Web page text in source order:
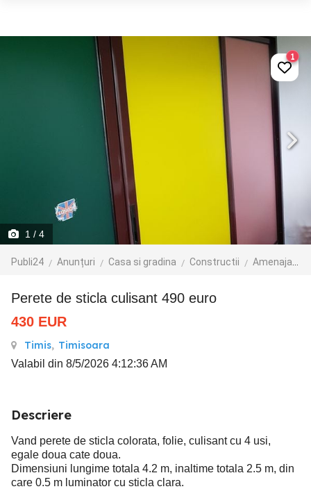
1 / 4
Publi24 Anunțuri Casa si gradina Constructii Amenajari interioare si exterioare
1
Perete de sticla culisant 490 euro
430 EUR
Timis, Timisoara
Valabil din 8/5/2026 4:12:36 AM
Descriere
Vand perete de sticla colorata, folie, culisant cu 4 usi,
egale doua cate doua.
Dimensiuni lungime totala 4.2 m, inaltime totala 2.5 m, din
care 0.5 m luminator cu sticla clara.